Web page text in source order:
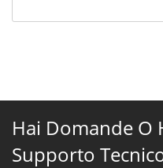
Hai Domande O
Supporto